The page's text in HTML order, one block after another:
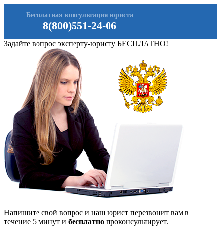
8(800)551-24-06
Бесплатная консультация юриста
Задайте вопрос эксперту-юристу БЕСПЛАТНО!
Напишите свой вопрос и наш юрист перезвонит вам в
течение 5 минут и бесплатно проконсультирует.